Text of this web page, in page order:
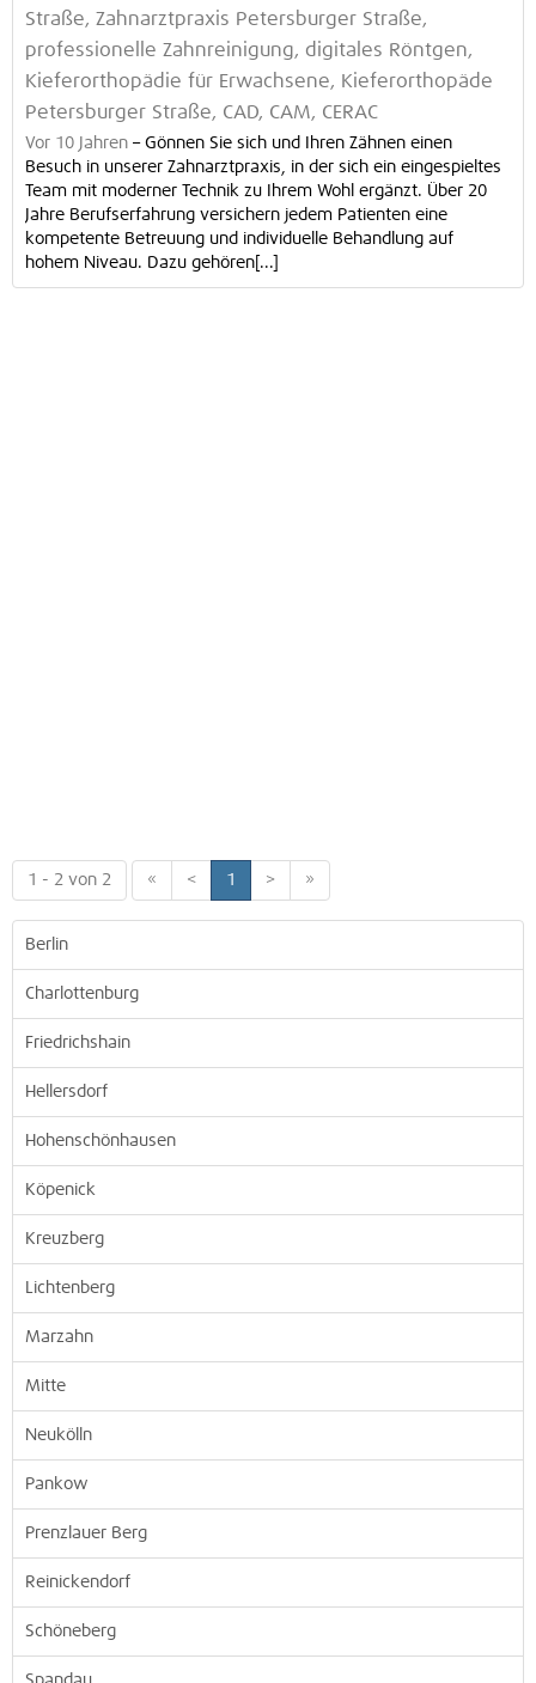
Straße, Zahnarztpraxis Petersburger Straße,
professionelle Zahnreinigung, digitales Röntgen,
Kieferorthopädie für Erwachsene, Kieferorthopäde
Petersburger Straße, CAD, CAM, CERAC
Vor 10 Jahren – Gönnen Sie sich und Ihren Zähnen einen
Besuch in unserer Zahnarztpraxis, in der sich ein eingespieltes
Team mit moderner Technik zu Ihrem Wohl ergänzt. Über 20
Jahre Berufserfahrung versichern jedem Patienten eine
kompetente Betreuung und individuelle Behandlung auf
hohem Niveau. Dazu gehören[...]
1 - 2 von 2 « < 1 > »
Berlin
Charlottenburg
Friedrichshain
Hellersdorf
Hohenschönhausen
Köpenick
Kreuzberg
Lichtenberg
Marzahn
Mitte
Neukölln
Pankow
Prenzlauer Berg
Reinickendorf
Schöneberg